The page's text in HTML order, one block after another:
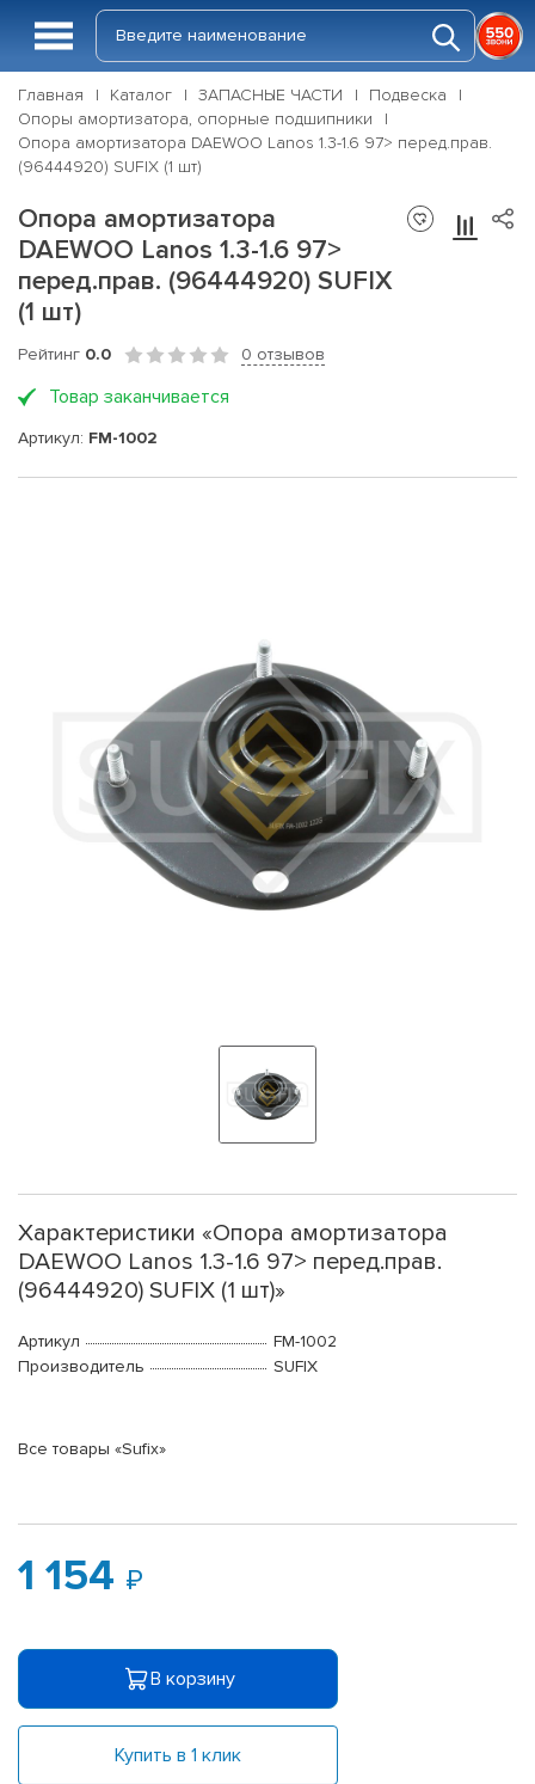
Главная Каталог ЗАПАСНЫЕ ЧАСТИ
Подвеска
Опоры амортизатора, опорные подшипники
Опора амортизатора DAEWOO Lanos 1.3-1.6 97> перед.прав.
(96444920) SUFIX (1 шт)
Опора амортизатора
DAEWOO Lanos 1.3-1.6 97>
перед.прав. (96444920) SUFIX
(1 шт)
Рейтинг 0.0 0 отзывов
Товар заканчивается
Артикул: FM-1002
Характеристики «Опора амортизатора
DAEWOO Lanos 1.3-1.6 97> перед.прав.
(96444920) SUFIX (1 шт)»
Артикул
FM-1002
Производитель
SUFIX
Все товары «Sufix»
1 154
В корзину
Купить в 1 клик